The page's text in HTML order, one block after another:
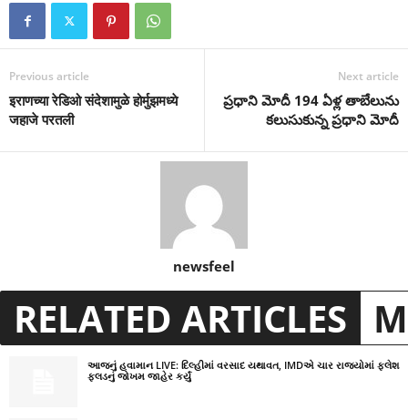
Previous article
इराणच्या रेडिओ संदेशामुळे होर्मुझमध्ये
जहाजे परतली
Next article
ప్ర‌ధాని మోదీ 194 ఏళ్ల తాబేలును
క‌లుసుకున్న ప్ర‌ధాని మోదీ
newsfeel
RELATED ARTICLES
આજનું હવામાન LIVE: દિલ્હીમાં વરસાદ યથાવત, IMDએ ચાર રાજ્યોમાં ફ્લેશ
ફ્લડનું જોખમ જાહેર કર્યું